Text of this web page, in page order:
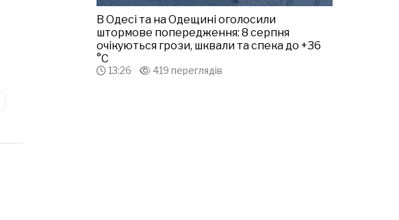
В Одесі та на Одещині оголосили
штормове попередження: 8 серпня
очікуються грози, шквали та спека до +36
°С
13:26 419 переглядів